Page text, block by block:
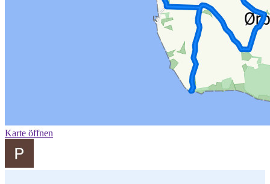
Karte öffnen